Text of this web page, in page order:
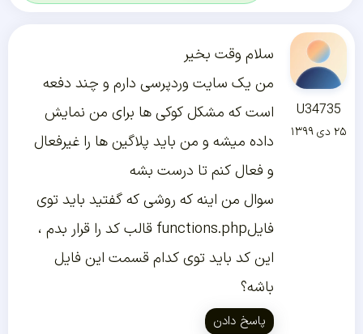
U34735
۲۵ دی ۱۳۹۹
سلام وقت بخیر
من یک سایت وردپرسی دارم و چند دفعه
است که مشکل کوکی ها برای من نمایش
داده میشه و من باید پلاگین ها را غیرفعال
و فعال کنم تا درست بشه
سوال من اینه که روشی که گفتید باید توی
فایلfunctions.php قالب کد را قرار بدم ،
این کد باید توی کدام قسمت این فایل
باشه؟
پاسخ دادن